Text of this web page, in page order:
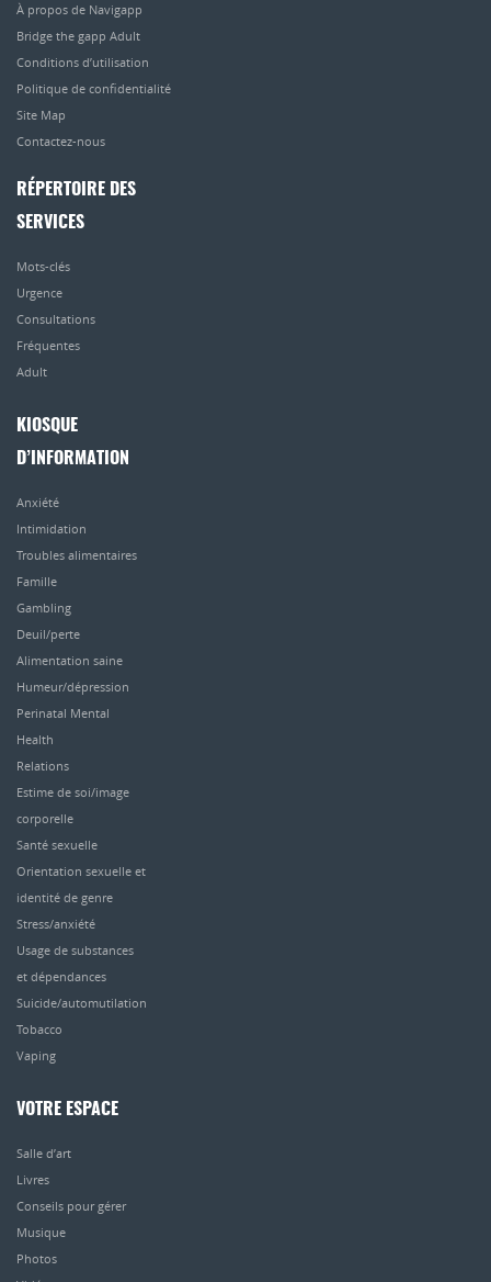
À propos de Navigapp
Bridge the gapp Adult
Conditions d’utilisation
Politique de confidentialité
Site Map
Contactez-nous
RÉPERTOIRE DES
SERVICES
Mots-clés
Urgence
Consultations
Fréquentes
Adult
KIOSQUE
D’INFORMATION
Anxiété
Intimidation
Troubles alimentaires
Famille
Gambling
Deuil/perte
Alimentation saine
Humeur/dépression
Perinatal Mental
Health
Relations
Estime de soi/image
corporelle
Santé sexuelle
Orientation sexuelle et
identité de genre
Stress/anxiété
Usage de substances
et dépendances
Suicide/automutilation
Tobacco
Vaping
VOTRE ESPACE
Salle d’art
Livres
Conseils pour gérer
Musique
Photos